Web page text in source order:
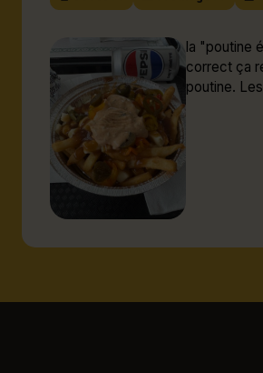
la "poutine
correct ça
poutine.